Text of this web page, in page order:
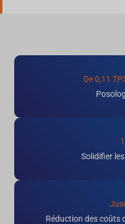
De 0,11
Solidifier
Réduction des coûts